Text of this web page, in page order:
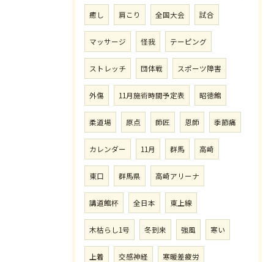
癒し 肩こり 全国大会 試合
マッサージ 怪我 テーピング
ストレッチ 団体戦 スポーツ障害
外傷 11月施術時間予定表 昭徳館
柔道場 原点 師匠 恩師 季節痛
カレンダー 11月 群馬 高崎
東口 群馬県 高崎アリーナ
講道館杯 全日本 東上線
木枯らし1号 冬到来 強風 寒い
上着 交感神経 寒暖差疲労